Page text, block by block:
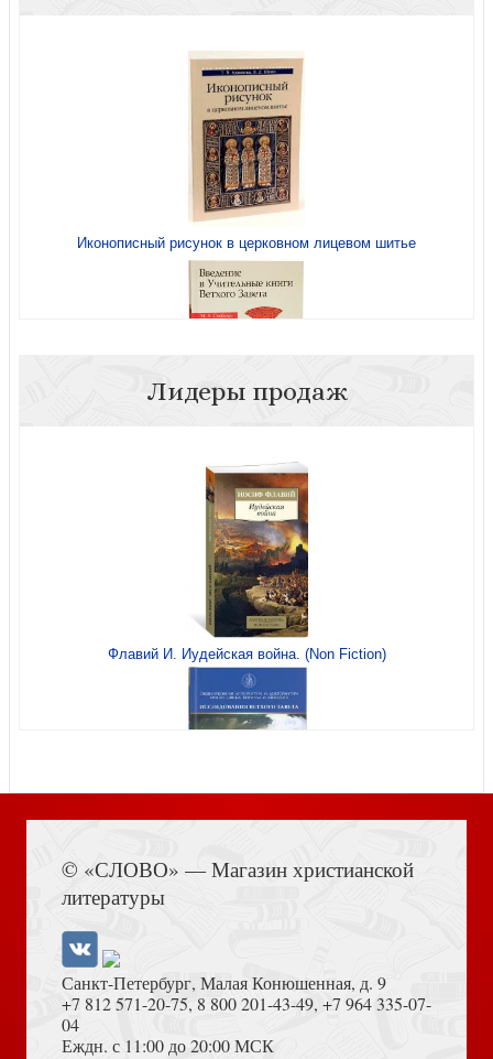
Современная западная психология религии:
Хрестоматия
Философия И.В. Киреевского
Как возможна религия? Философия религии и
философские проблемы богословия в русской
религиозной мы
Философствовать в религии: материалы конференции
Иконописный рисунок в церковном лицевом шитье
Святой Патриарх Тихон и изъятие церковных ценностей
в 1922 году
Хоровое сольфеджио. Учебное пособие
Лидеры продаж
Флавий И. Иудейская война. (Non Fiction)
Достоевский Ф.М. Сила и правда России (2024)
© «СЛОВО» — Магазин христианской
литературы
Санкт-Петербург, Малая Конюшенная, д. 9
+7 812 571-20-75, 8 800 201-43-49, +7 964 335-07-
04
Еждн. с 11:00 до 20:00 МСК